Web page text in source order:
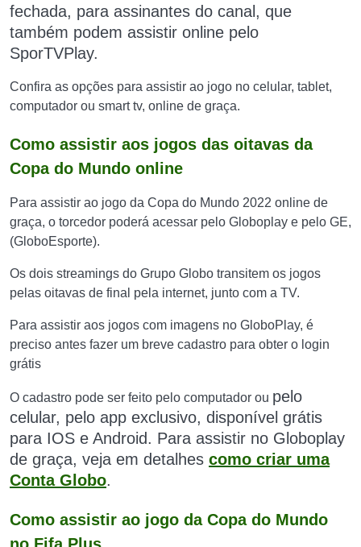
fechada, para assinantes do canal, que
também podem assistir online pelo
SporTVPlay.
Confira as opções para assistir ao jogo no celular, tablet,
computador ou smart tv, online de graça.
Como assistir aos jogos das oitavas da
Copa do Mundo online
Para assistir ao jogo da Copa do Mundo 2022 online de
graça, o torcedor poderá acessar pelo Globoplay e pelo GE,
(GloboEsporte).
Os dois streamings do Grupo Globo transitem os jogos
pelas oitavas de final pela internet, junto com a TV.
Para assistir aos jogos com imagens no GloboPlay, é
preciso antes fazer um breve cadastro para obter o login
grátis
O cadastro pode ser feito pelo computador ou pelo
celular, pelo app exclusivo, disponível grátis
para IOS e Android. Para assistir no Globoplay
de graça, veja em detalhes como criar uma
Conta Globo.
Como assistir ao jogo da Copa do Mundo